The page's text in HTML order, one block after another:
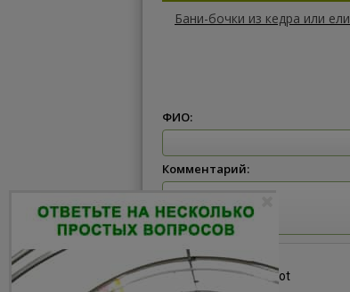
Бани-бочки из кедра или ели
ФИО:
Комментарий: